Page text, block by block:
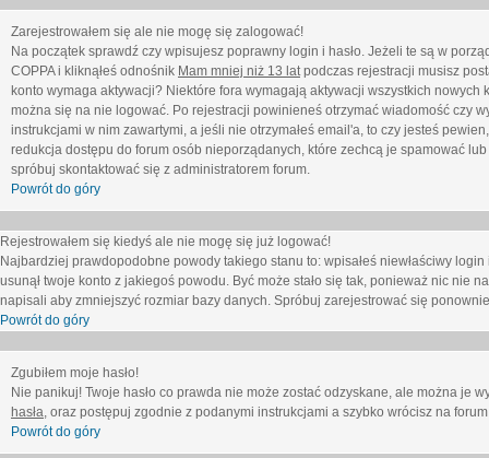
Zarejestrowałem się ale nie mogę się zalogować!
Na początek sprawdź czy wpisujesz poprawny login i hasło. Jeżeli te są w
COPPA i kliknąłeś odnośnik Mam mniej niż 13 latpodczas rejestracji musisz
konto wymaga aktywacji? Niektóre fora wymagają aktywacji wszystkich
można się na nie logować. Po rejestracji powinieneś otrzymać wiadomość czy
instrukcjami w nim zawartymi, a jeśli nie otrzymałeś email'a, to czy jesteś
redukcja dostępu do forum osób nieporządanych, które zechcą je spamować
spróbuj skontaktować się z administratorem forum.
Powrót do góry
Rejestrowałem się kiedyś ale nie mogę się już logować!
Najbardziej prawdopodobne powody takiego stanu to: wpisałeś niewłaściwy
usunął twoje konto z jakiegoś powodu. Być może stało się tak, ponieważ nic nie
napisali aby zmniejszyć rozmiar bazy danych. Spróbuj zarejestrować się
Powrót do góry
Zgubiłem moje hasło!
Nie panikuj! Twoje hasło co prawda nie może zostać odzyskane, ale można je
hasła, oraz postępuj zgodnie z podanymi instrukcjami a szybko wrócisz na forum
Powrót do góry